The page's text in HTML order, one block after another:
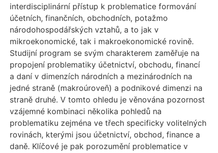
interdisciplinární přístup k problematice formování
účetních, finančních, obchodních, potažmo
národohospodářských vztahů, a to jak v
mikroekonomické, tak i makroekonomické rovině.
Studijní program se svým charakterem zaměřuje na
propojení problematiky účetnictví, obchodu, financí
a daní v dimenzích národních a mezinárodních na
jedné straně (makroúroveň) a podnikové dimenzi na
straně druhé. V tomto ohledu je věnována pozornost
vzájemné kombinaci několika pohledů na
problematiku zejména ve třech specificky volitelných
rovinách, kterými jsou účetnictví, obchod, finance a
daně. Klíčové je pak porozumění problematice v